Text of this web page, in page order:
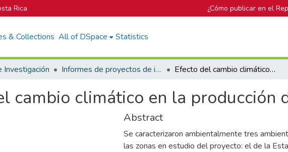
Rica ¿Cómo publicar en el
& Collections All of DSpace Statistics
Investigación Informes de proyectos de investigación Efecto del cambio climático en la producción de hortalizas en Costa Rica
cambio climático en la producción
Abstract
Se caracterizaron ambientalmente tres
las zonas en estudio del proyecto: el de la